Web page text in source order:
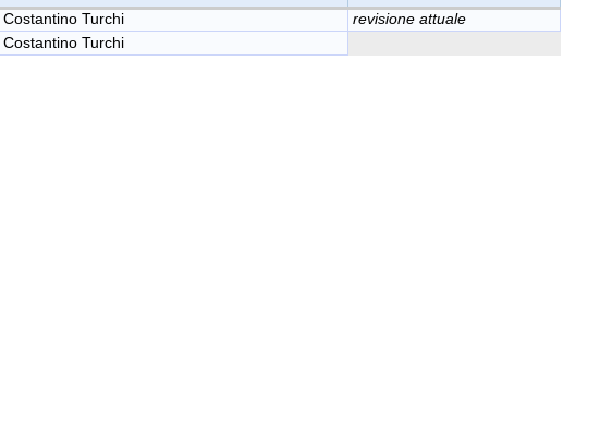
Costantino Turchi
revisione attuale
Costantino Turchi